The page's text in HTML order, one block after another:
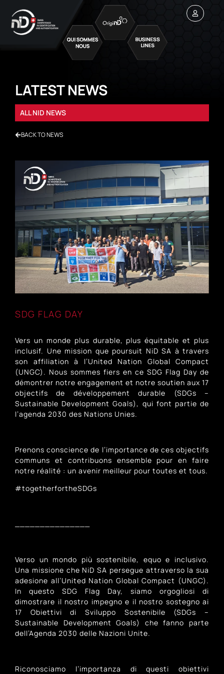
LATEST NEWS
ALL NID NEWS
BACK TO NEWS
SDG FLAG DAY
Vers un monde plus durable, plus équitable et plus
inclusif. Une mission que poursuit NiD SA à travers
son affiliation à l’United Nation Global Compact
(UNGC). Nous sommes fiers en ce SDG Flag Day de
démontrer notre engagement et notre soutien aux 17
objectifs de développement durable (SDGs –
Sustainable Development Goals), qui font partie de
l’agenda 2030 des Nations Unies.
Prenons conscience de l’importance de ces objectifs
communs et contribuons ensemble pour en faire
notre réalité : un avenir meilleur pour toutes et tous.
#togetherfortheSDGs
Verso un mondo più sostenibile, equo e inclusivo.
Una missione che NiD SA persegue attraverso la sua
adesione all’United Nation Global Compact (UNGC).
In questo SDG Flag Day, siamo orgogliosi di
dimostrare il nostro impegno e il nostro sostegno ai
17 Obiettivi di Sviluppo Sostenibile (SDGs –
Sustainable Development Goals) che fanno parte
dell’Agenda 2030 delle Nazioni Unite.
Riconosciamo l’importanza di questi obiettivi